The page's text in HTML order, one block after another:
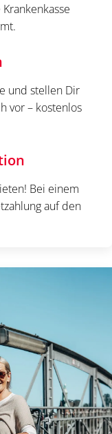
und stellen Dir
vor – kostenlos
Bei einem
auf den